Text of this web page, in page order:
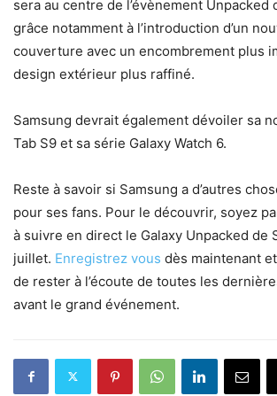
sera au centre de l’évènement Unpacked
grâce notamment à l’introduction d’un
couverture avec un encombrement plus
design extérieur plus raffiné.
Samsung devrait également dévoiler sa
Tab S9 et sa série Galaxy Watch 6.
Reste à savoir si Samsung a d’autres
pour ses fans. Pour le découvrir, soyez
à suivre en direct le Galaxy Unpacked de
juillet. Enregistrez vous dès maintenant
de rester à l’écoute de toutes les
avant le grand événement.